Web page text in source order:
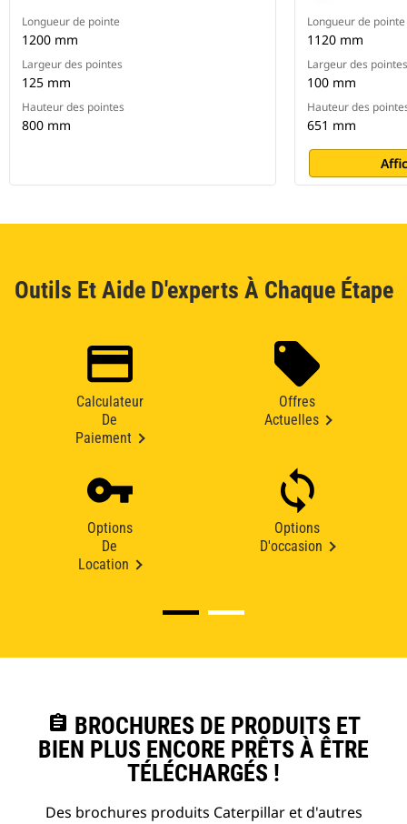
Longueur de pointe
1200 mm
Largeur des pointes
125 mm
Hauteur des pointes
800 mm
Longueur de pointe
1120 mm
Largeur des pointes
100 mm
Hauteur des
651 mm
Outils Et Aide D'experts À Chaque Étape
Calculateur
De
Paiement
Offres
Actuelles
Options
De
Location
Options
D'occasion
assignment BROCHURES DE PRODUITS ET
BIEN PLUS ENCORE PRÊTS À ÊTRE
TÉLÉCHARGÉS !
Des brochures produits Caterpillar et d'autres